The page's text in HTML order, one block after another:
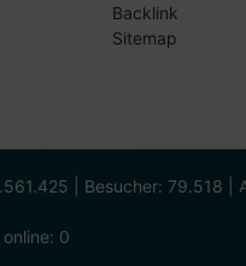
Backlink
Sitemap
| Besucher: 79.518 |
0